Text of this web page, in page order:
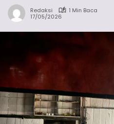
Redaksi
1 Min Baca
17/05/2026